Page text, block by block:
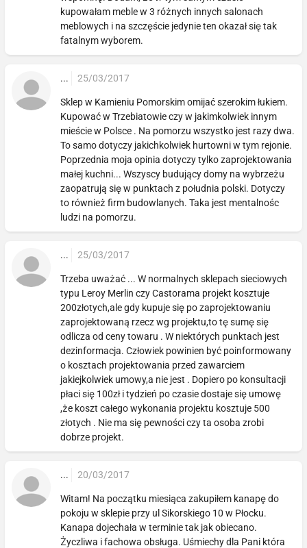
kupowałam meble w 3 różnych innych salonach
meblowych i na szczęście jedynie ten okazał się tak
fatalnym wyborem.
... 25/03/2017
Sklep w Kamieniu Pomorskim omijać szerokim łukiem.
Kupować w Trzebiatowie czy w jakimkolwiek innym
mieście w Polsce . Na pomorzu wszystko jest razy dwa.
To samo dotyczy jakichkolwiek hurtowni w tym rejonie.
Poprzednia moja opinia dotyczy tylko zaprojektowania
małej kuchni... Wszyscy budujący domy na wybrzeżu
zaopatrują się w punktach z południa polski. Dotyczy
to również firm budowlanych. Taka jest mentalnośc
ludzi na pomorzu.
... 25/03/2017
Trzeba uważać ... W normalnych sklepach sieciowych
typu Leroy Merlin czy Castorama projekt kosztuje
200złotych,ale gdy kupuje się po zaprojektowaniu
zaprojektowaną rzecz wg projektu,to tę sumę się
odlicza od ceny towaru . W niektórych punktach jest
dezinformacja. Człowiek powinien być poinformowany
o kosztach projektowania przed zawarciem
jakiejkolwiek umowy,a nie jest . Dopiero po konsultacji
płaci się 100zł i tydzień po czasie dostaje się umowę
,że koszt całego wykonania projektu kosztuje 500
złotych . Nie ma się pewności czy ta osoba zrobi
dobrze projekt.
... 20/03/2017
Witam! Na początku miesiąca zakupiłem kanapę do
pokoju w sklepie przy ul Sikorskiego 10 w Płocku.
Kanapa dojechała w terminie tak jak obiecano.
Życzliwa i fachowa obsługa. Uśmiechy dla Pani która